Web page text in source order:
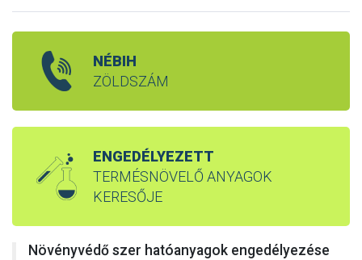
NÉBIH
ZÖLDSZÁM
ENGEDÉLYEZETT
TERMÉSNÖVELŐ ANYAGOK
KERESŐJE
Növényvédő szer hatóanyagok engedélyezése